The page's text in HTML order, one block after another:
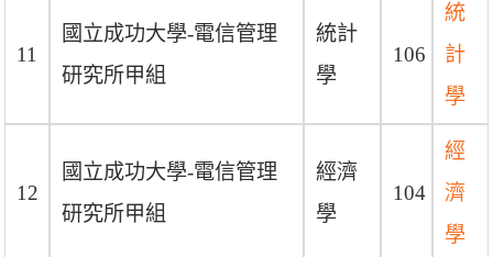
11
國立成功大學-電信管理
研究所甲組
統計
學
106
統
計
學
12
國立成功大學-電信管理
研究所甲組
經濟
學
104
經
濟
學